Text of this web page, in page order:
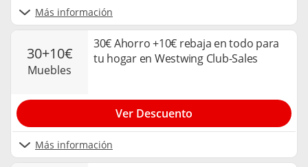
Más información
30+10€
muebles
30€ Ahorro +10€ rebaja en todo para
tu hogar en Westwing Club-Sales
Más información
Ver Descuento